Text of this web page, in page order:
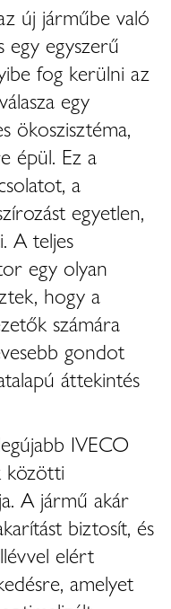
új járműbe való
egyszerű
fog kerülni az
egy
ökoszisztéma,
épül. Ez a
a
egyetlen,
A teljes
egy olyan
hogy a
számára
gondot
áttekintés
IVECO
közötti
A jármű akár
biztosít, és
elért
amelyet